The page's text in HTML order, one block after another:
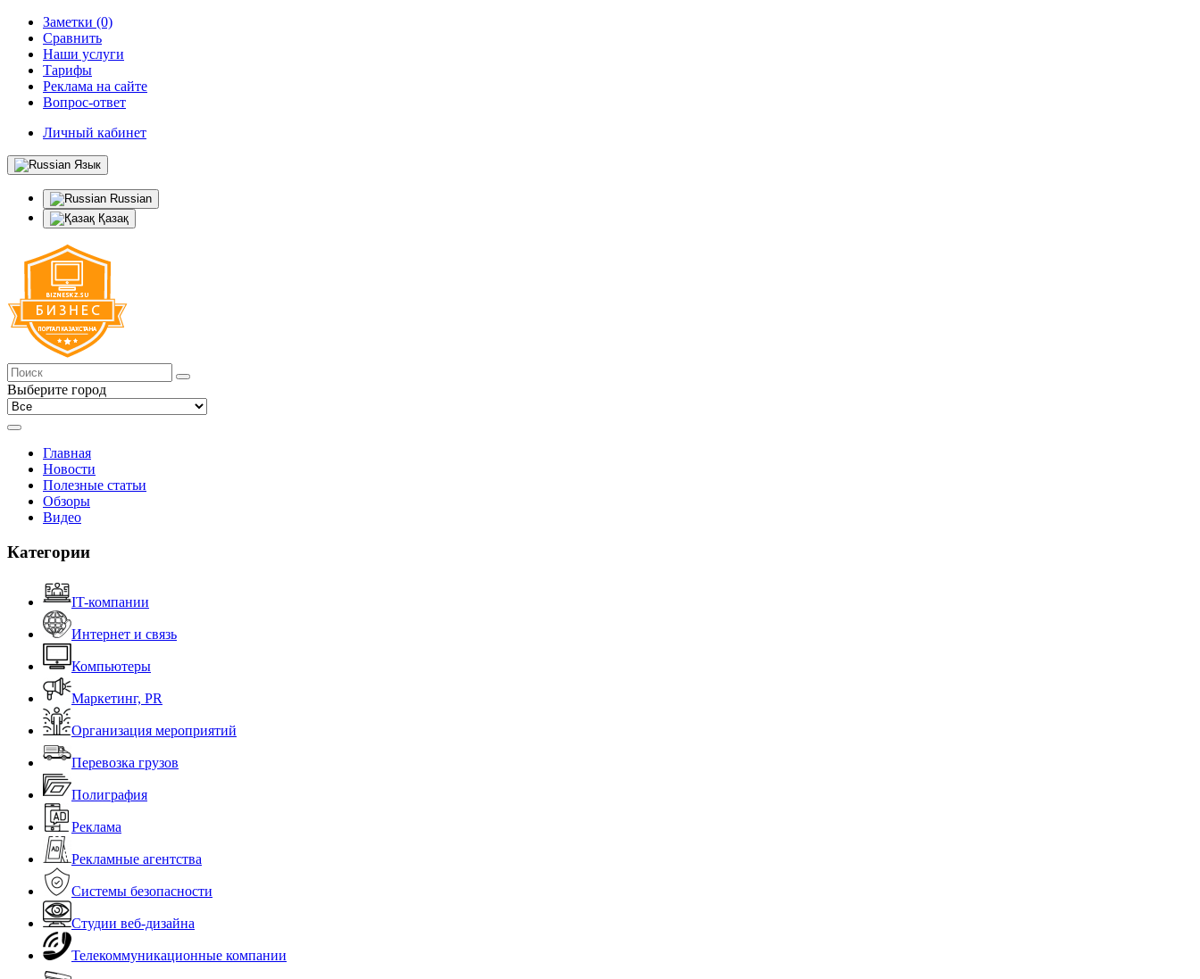
Заметки (0)
Сравнить
Наши услуги
Тарифы
Реклама на сайте
Вопрос-ответ
Личный кабинет
Язык
Russian
Қазақ
Выберите город
Главная
Новости
Полезные статьи
Обзоры
Видео
Категории
IT-компании
Интернет и связь
Компьютеры
Маркетинг, PR
Организация мероприятий
Перевозка грузов
Полиграфия
Реклама
Рекламные агентства
Системы безопасности
Студии веб-дизайна
Телекоммуникационные компании